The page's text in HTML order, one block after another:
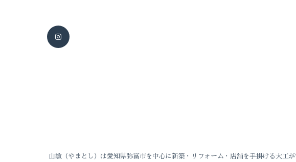
山敏（やまとし）は愛知県弥富市を中心に新築・リフォーム・店舗を手掛ける大工